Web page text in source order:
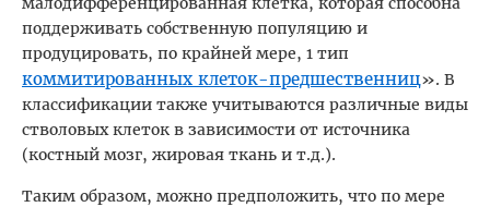
поддерживать собственную популяцию и
продуцировать, по крайней мере, 1 тип
коммитированных клеток-предшественниц». В
классификации также учитываются различные виды
стволовых клеток в зависимости от источника
(костный мозг, жировая ткань и т.д.).
Таким образом, можно предположить, что по мере